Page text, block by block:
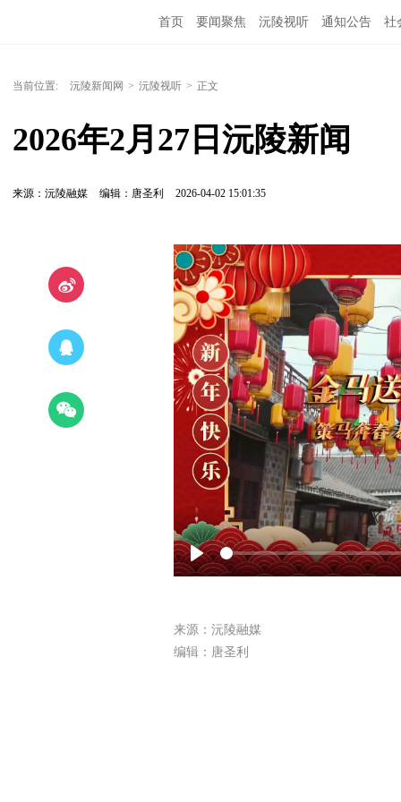
首页 要闻聚焦 沅陵视听 通知公告 社
当前位置: 沅陵新闻网 > 沅陵视听 > 正文
2026年2月27日沅陵新闻
来源：沅陵融媒 编辑：唐圣利 2026-04-02 15:01:35
Play
来源：沅陵融媒
编辑：唐圣利